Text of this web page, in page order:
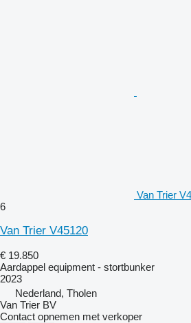
Van Trier
6
Van Trier V45120
€ 19.850
Aardappel equipment - stortbunker
2023
Nederland, Tholen
Van Trier BV
Contact opnemen met verkoper